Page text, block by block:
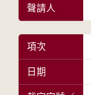
聲請人
項次
日期